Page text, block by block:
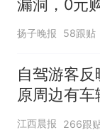
漏洞，0元
电！
扬子晚报 58跟贴
自驾游客
原周边有车
修理店铺换
江西晨报 266跟